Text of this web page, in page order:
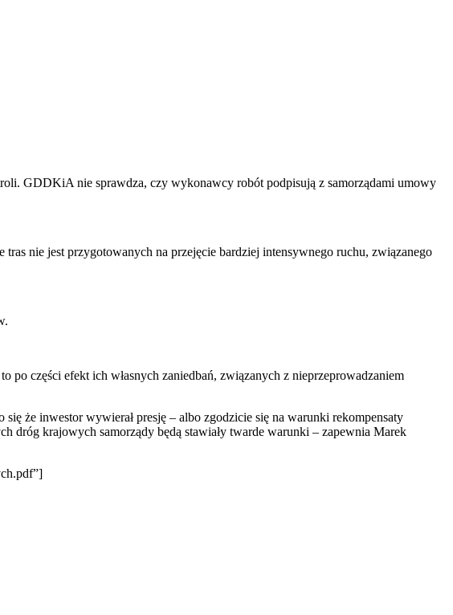
GDDKiA nie sprawdza, czy wykonawcy robót podpisują z samorządami umowy
nie jest przygotowanych na przejęcie bardziej intensywnego ruchu, związanego
po części efekt ich własnych zaniedbań, związanych z nieprzeprowadzaniem
że inwestor wywierał presję – albo zgodzicie się na warunki rekompensaty
dróg krajowych samorządy będą stawiały twarde warunki – zapewnia Marek